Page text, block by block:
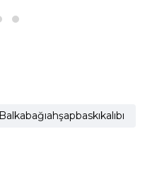
Balkabağıahşapbaskıkalıbı